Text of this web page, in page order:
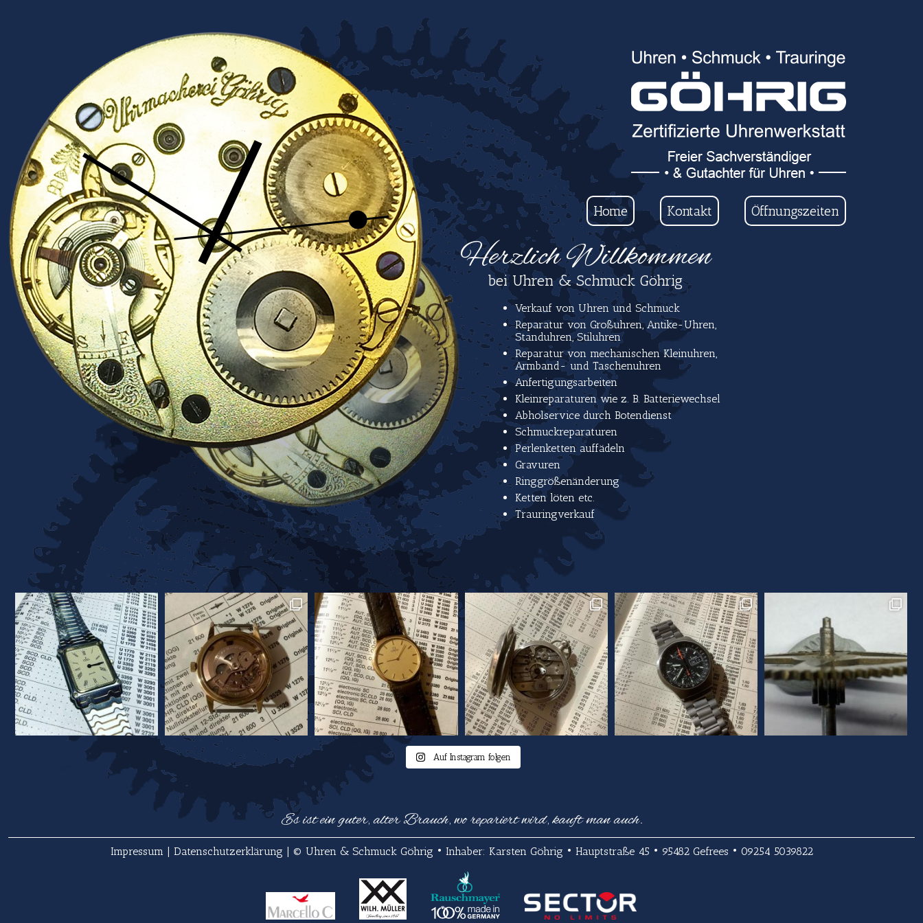
Home Kontakt Öffnungszeiten
Herzlich Willkommen
bei Uhren & Schmuck Göhrig
Verkauf von Uhren und Schmuck
Reparatur von Großuhren, Antike-Uhren,
Standuhren, Stiluhren
Reparatur von mechanischen Kleinuhren,
Armband- und Taschenuhren
Anfertigungsarbeiten
Kleinreparaturen wie z. B. Batteriewechsel
Abholservice durch Botendienst
Schmuckreparaturen
Perlenketten auffädeln
Gravuren
Ringgrößenänderung
Ketten löten etc.
Trauringverkauf
Auf Instagram folgen
Es ist ein guter, alter Brauch, wo repariert wird, kauft man auch.
Impressum | Datenschutzerklärung | © Uhren & Schmuck Göhrig • Inhaber: Karsten Göhrig • Hauptstraße 45 • 95482 Gefrees • 09254 5039822